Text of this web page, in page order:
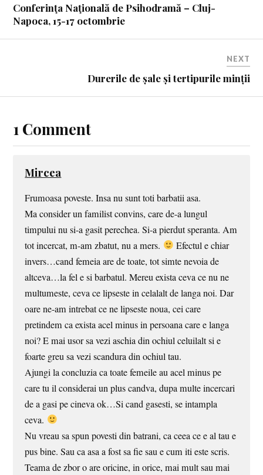
Conferinţa Naţională de Psihodramă – Cluj-
Napoca, 15-17 octombrie
NEXT
Durerile de șale și tertipurile minții
1 Comment
Mircea
Frumoasa poveste. Insa nu sunt toti barbatii asa.
Ma consider un familist convins, care de-a lungul
timpului nu si-a gasit perechea. Si-a pierdut speranta. Am
tot incercat, m-am zbatut, nu a mers.
Efectul e chiar
invers…cand femeia are de toate, tot simte nevoia de
altceva…la fel e si barbatul. Mereu exista ceva ce nu ne
multumeste, ceva ce lipseste in celalalt de langa noi. Dar
oare ne-am intrebat ce ne lipseste noua, cei care
pretindem ca exista acel minus in persoana care e langa
noi? E mai usor sa vezi aschia din ochiul celuilalt si e
foarte greu sa vezi scandura din ochiul tau.
Ajungi la concluzia ca toate femeile au acel minus pe
care tu il considerai un plus candva, dupa multe incercari
de a gasi pe cineva ok…Si cand gasesti, se intampla
ceva.
Nu vreau sa spun povesti din batrani, ca ceea ce e al tau e
pus bine. Sau ca asa a fost sa fie sau e cum iti este scris.
Teama de zbor o are oricine, in orice, mai mult sau mai